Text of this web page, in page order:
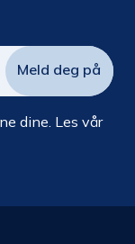
dine. Les vår